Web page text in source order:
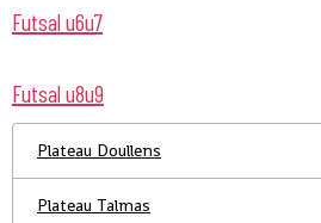
Futsal u6u7
Futsal u8u9
Plateau Doullens
Plateau Talmas